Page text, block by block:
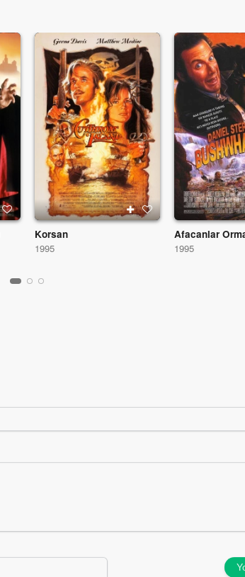
Korsan
1995
Afacanlar
1995